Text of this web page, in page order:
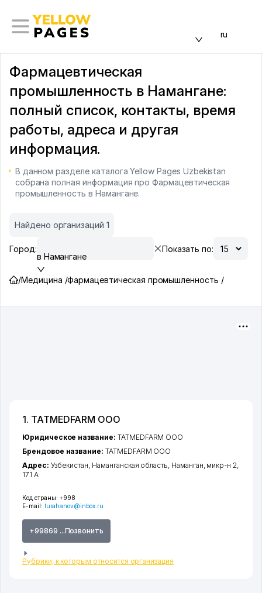
ru
Фармацевтическая
промышленность в Намангане:
полный список, контакты, время
работы, адреса и другая
информация.
В данном разделе каталога Yellow Pages Uzbekistan
собрана полная информация про Фармацевтическая
промышленность в Намангане.
Найдено организаций 1
Город:
в Намангане
Показать по:
/Медицина /Фармацевтическая промышленность /
1. TATMEDFARM ООО
Код страны: +998
E-mail: turahanov@inbox.ru
+99869 ...Позвонить
Рубрики, к которым относится организация
Юридическое название: TATMEDFARM ООО
Брендовое название: TATMEDFARM ООО
Адрес: Узбекистан, Наманганская область, Наманган, микр-н 2,
171 А